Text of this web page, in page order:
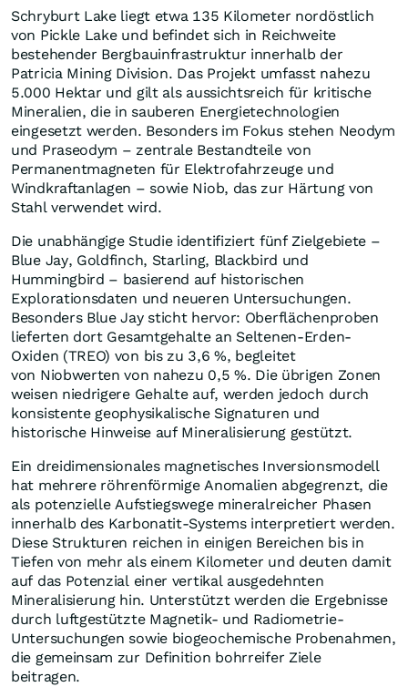
Schryburt Lake liegt etwa 135 Kilometer nordöstlich
von Pickle Lake und befindet sich in Reichweite
bestehender Bergbauinfrastruktur innerhalb der
Patricia Mining Division. Das Projekt umfasst nahezu
5.000 Hektar und gilt als aussichtsreich für kritische
Mineralien, die in sauberen Energietechnologien
eingesetzt werden. Besonders im Fokus stehen Neodym
und Praseodym – zentrale Bestandteile von
Permanentmagneten für Elektrofahrzeuge und
Windkraftanlagen – sowie Niob, das zur Härtung von
Stahl verwendet wird.
Die unabhängige Studie identifiziert fünf Zielgebiete –
Blue Jay, Goldfinch, Starling, Blackbird und
Hummingbird – basierend auf historischen
Explorationsdaten und neueren Untersuchungen.
Besonders Blue Jay sticht hervor: Oberflächenproben
lieferten dort Gesamtgehalte an Seltenen-Erden-
Oxiden (TREO) von bis zu 3,6 %, begleitet
von Niobwerten von nahezu 0,5 %. Die übrigen Zonen
weisen niedrigere Gehalte auf, werden jedoch durch
konsistente geophysikalische Signaturen und
historische Hinweise auf Mineralisierung gestützt.
Ein dreidimensionales magnetisches Inversionsmodell
hat mehrere röhrenförmige Anomalien abgegrenzt, die
als potenzielle Aufstiegswege mineralreicher Phasen
innerhalb des Karbonatit-Systems interpretiert werden.
Diese Strukturen reichen in einigen Bereichen bis in
Tiefen von mehr als einem Kilometer und deuten damit
auf das Potenzial einer vertikal ausgedehnten
Mineralisierung hin. Unterstützt werden die Ergebnisse
durch luftgestützte Magnetik- und Radiometrie-
Untersuchungen sowie biogeochemische Probenahmen,
die gemeinsam zur Definition bohrreifer Ziele
beitragen.